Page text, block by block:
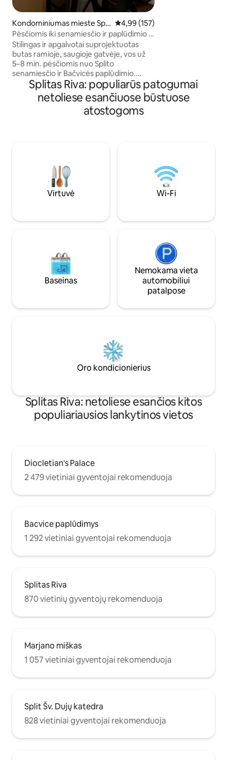
Kondominiumas mieste Spli
t
Vidutinis įvertinimas: 4,99 iš 5,
4,99 (157)
Pėsčiomis iki senamiesčio ir paplūdimio ·
Ramus modernus butas · OM
Stilingas ir apgalvotai suprojektuotas
butas ramioje, saugioje gatvėje, vos už
5–8 min. pėsčiomis nuo Splito
senamiesčio ir Bačvicės paplūdimio.
Kompaktiškas, bet pilnai įrengtas su
viskuo, ko reikia – šildomomis grindimis,
oro kondicionieriumi kiekviename
kambaryje, skalbykle / džiovykle ir kt.
saugus rajonas ✔ Stilinga, pilnai įrengta
erdvė ✔ Šildomos grindys ir skalbyklė /
džiovyklė ✔ Oro kondicionierius
kiekviename kambaryje
Splitas Riva: populiarūs patogumai
netoliese esančiuose būstuose
atostogoms
Virtuvė Wi-Fi
Baseinas
Nemokama vieta
automobiliui
patalpose
Oro kondicionierius
Splitas Riva: netoliese esančios kitos
populiariausios lankytinos vietos
Diocletian's Palace
2 479 vietiniai gyventojai rekomenduoja
Bacvice paplūdimys
1 292 vietiniai gyventojai rekomenduoja
Splitas Riva
870 vietinių gyventojų rekomenduoja
Marjano miškas
1 057 vietiniai gyventojai rekomenduoja
Split Šv. Dujų katedra
828 vietiniai gyventojai rekomenduoja